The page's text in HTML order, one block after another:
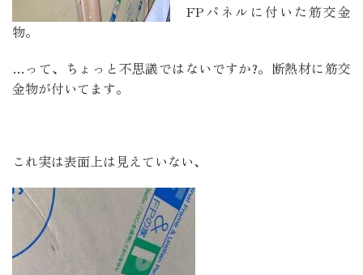
FPパネルに付いた筋交金
物。
…って、ちょっと不思議ではないですか?。断熱材に筋交
金物が付いてます。
これ実は表面上は見えていない、